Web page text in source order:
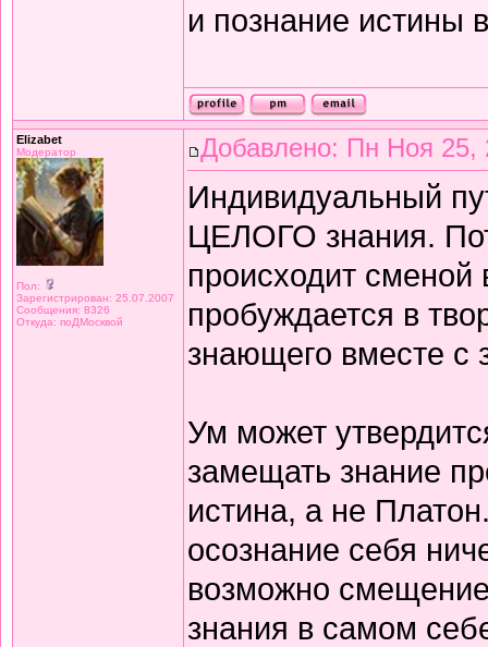
и познание истины
Elizabet
Модератор
Пол:
Зарегистрирован: 25.07.2007
Сообщения: 8326
Откуда: поДМосквой
Добавлено: Пн Ноя 25,
Индивидуальный
ЦЕЛОГО знания.
происходит
пробуждается в
знающего вместе с
Ум может
замещать знание
истина, а не
осознание себя
возможно
знания в самом